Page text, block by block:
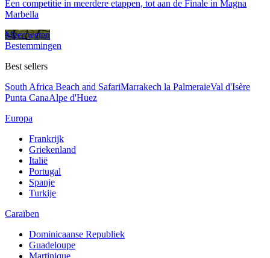
Een competitie in meerdere etappen, tot aan de Finale in Magna
Marbella
Meer weten
Bestemmingen
Best sellers
South Africa Beach and SafariMarrakech la PalmeraieVal d'Isère
Punta CanaAlpe d'Huez
Europa
Frankrijk
Griekenland
Italië
Portugal
Spanje
Turkije
Caraïben
Dominicaanse Republiek
Guadeloupe